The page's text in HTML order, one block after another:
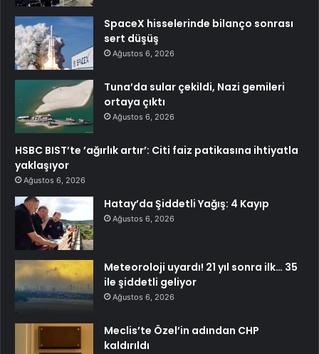
SpaceX hisselerinde bilanço sonrası
sert düşüş
Ağustos 6, 2026
Tuna’da sular çekildi, Nazi gemileri
ortaya çıktı
Ağustos 6, 2026
HSBC BIST’te ’ağırlık artır’: Citi faiz patikasına ihtiyatla
yaklaşıyor
Ağustos 6, 2026
Hatay’da Şiddetli Yağış: 4 Kayıp
Ağustos 6, 2026
Meteoroloji uyardı! 21 yıl sonra ilk… 35
ile şiddetli geliyor
Ağustos 6, 2026
Meclis’te Özel’in adından CHP
kaldırıldı